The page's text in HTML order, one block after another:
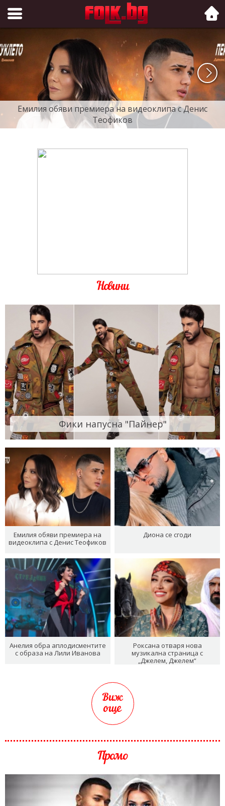
Folk.bg
Емилия обяви премиера на видеоклипа с Денис
Теофиков
Новини
Фики напусна "Пайнер"
Емилия обяви премиера на
видеоклипа с Денис Теофиков
Диона се сгоди
Анелия обра аплодисментите
с образа на Лили Иванова
Роксана отваря нова
музикална страница с
„Джелем, Джелем“
Виж
още
Промо